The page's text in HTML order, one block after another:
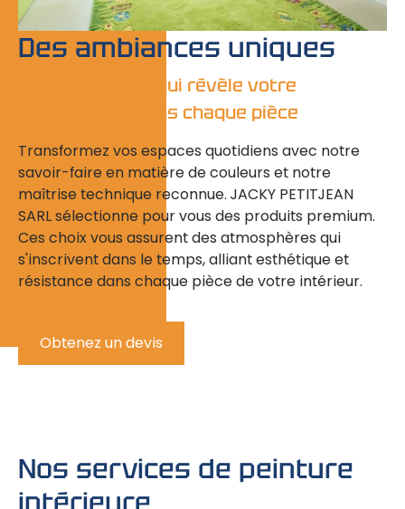
Des ambiances uniques
Une décoration qui révèle votre
personnalité dans chaque pièce
Transformez vos espaces quotidiens avec notre
savoir-faire en matière de couleurs et notre
maîtrise technique reconnue. JACKY PETITJEAN
SARL sélectionne pour vous des produits premium.
Ces choix vous assurent des atmosphères qui
s'inscrivent dans le temps, alliantesthétiqueet
résistancedans chaque pièce de votre intérieur.
Obtenez un devis
Nos services de peinture